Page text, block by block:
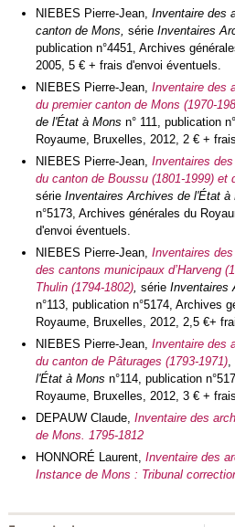
NIEBES Pierre-Jean, Inventaire des
canton de Mons, série Inventaires
publication n°4451, Archives
2005, 5 € + frais d'envoi éventuels.
NIEBES Pierre-Jean, Inventaire des
du premier canton de Mons (1970-
de l'État à Mons n° 111, publication
Royaume, Bruxelles, 2012, 2 € +
NIEBES Pierre-Jean, Inventaires
du canton de Boussu (1801-1999) et
série Inventaires Archives de l'État à
n°5173, Archives générales du
d'envoi éventuels.
NIEBES Pierre-Jean, Inventaires
des cantons municipaux d’Harveng
Thulin (1794-1802), série Inventaires
n°113, publication n°5174, Archives
Royaume, Bruxelles, 2012, 2,5 €+
NIEBES Pierre-Jean, Inventaire des
du canton de Pâturages (1793-1971),
l'État à Mons n°114, publication
Royaume, Bruxelles, 2012, 3 € +
DEPAUW Claude, Inventaire des
de Mons. 1795-1812
HONNORÉ Laurent, Inventaire des
Instance de Mons : Tribunal